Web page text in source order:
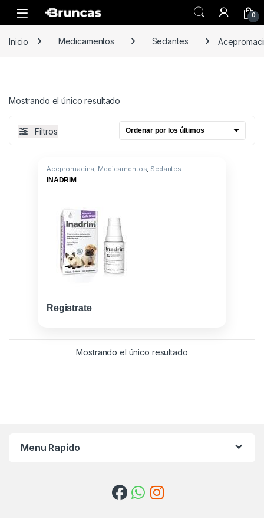
Skip to navigation
Skip to content
0
Inicio Medicamentos Sedantes
Mostrando el único resultado
Filtros
Acepromacina, Medicamentos, Sedantes
INADRIM
Registrate
Mostrando el único resultado
Menu Rapido